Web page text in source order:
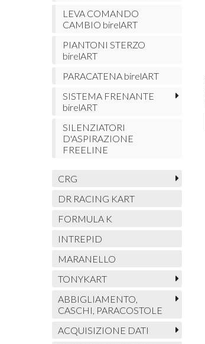
LEVA COMANDO
CAMBIO birelART
PIANTONI STERZO
birelART
PARACATENA birelART
SISTEMA FRENANTE
birelART
SILENZIATORI
D'ASPIRAZIONE
FREELINE
CRG
DR RACING KART
FORMULA K
INTREPID
MARANELLO
TONYKART
ABBIGLIAMENTO,
CASCHI, PARACOSTOLE
ACQUISIZIONE DATI